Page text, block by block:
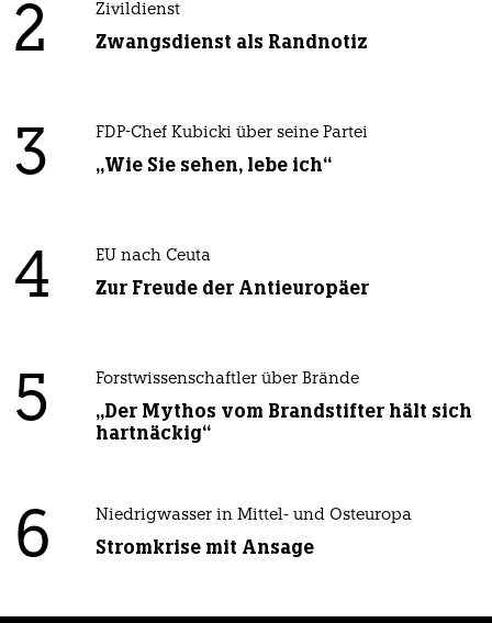
2 Zivildienst
Zwangsdienst als Randnotiz
3 FDP-Chef Kubicki über seine Partei
„Wie Sie sehen, lebe ich“
4 EU nach Ceuta
Zur Freude der Antieuropäer
5 Forstwissenschaftler über Brände
„Der Mythos vom Brandstifter hält sich
hartnäckig“
6 Niedrigwasser in Mittel- und Osteuropa
Stromkrise mit Ansage